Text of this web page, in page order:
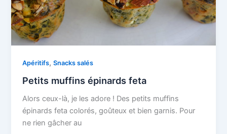
Apéritifs,Snacks salés
Petits muffins épinards feta
Alors ceux-là, je les adore ! Des petits muffins
épinards feta colorés, goûteux et bien garnis. Pour
ne rien gâcher au